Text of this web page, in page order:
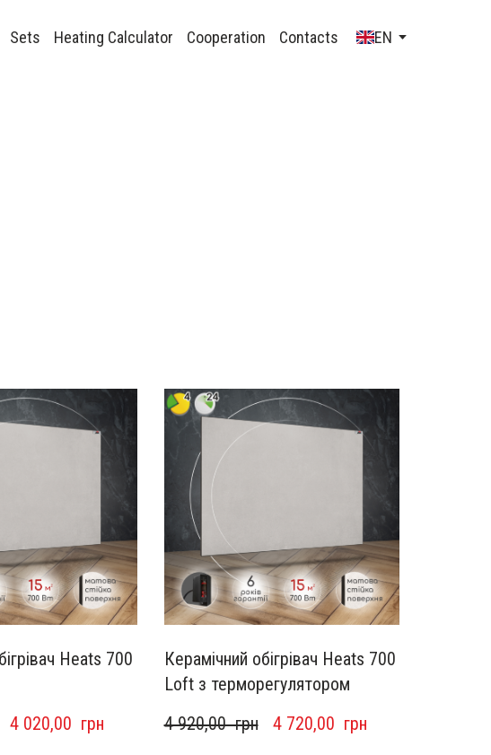
Sets Heating Calculator Cooperation Contacts EN
Heats 700
4 020,00  грн
Керамічний обігрівач Heats 700
Loft з терморегулятором
4 920,00  грн
4 720,00  грн